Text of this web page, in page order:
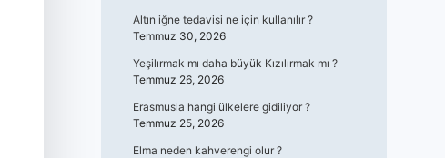
Altın iğne tedavisi ne için kullanılır ?
Temmuz 30, 2026
Yeşilırmak mı daha büyük Kızılırmak mı ?
Temmuz 26, 2026
Erasmusla hangi ülkelere gidiliyor ?
Temmuz 25, 2026
Elma neden kahverengi olur ?